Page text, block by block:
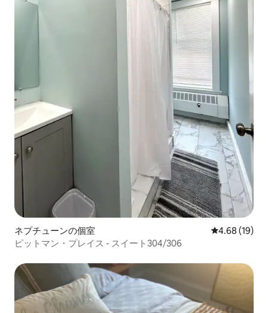
ネプチューンの個室 レビュー19
4.68 (19)
ピットマン・プレイス - スイート304/306